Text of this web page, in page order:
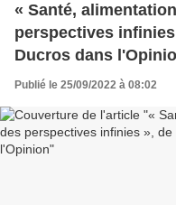
« Santé,
perspectives
Ducros dans
Publié le 25/09/2022 à 08:02